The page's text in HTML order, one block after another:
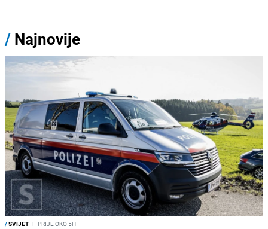
/ Najnovije
/SVIJET I PRIJE OKO 5H